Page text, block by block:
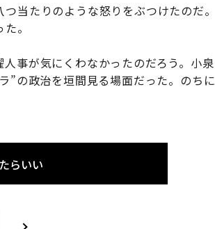
当たりのような怒りをぶつけたのだ。
。
事が気にくわなかったのだろう。小泉
”の政治を垣間見る場面だった。のちに
らいい